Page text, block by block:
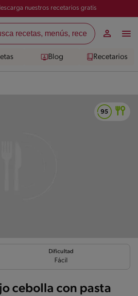
nuestros recetarios gratis
Blog Recetarios
Dificultad
Fácil
cebolla con pasta